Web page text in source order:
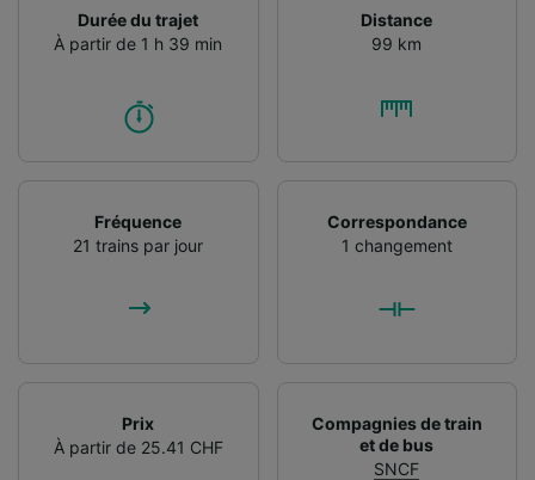
Durée du trajet
À partir de 1 h 39 min
Distance
99 km
Fréquence
21 trains par jour
Correspondance
1 changement
Prix
À partir de 25.41 CHF
Compagnies de train
et de bus
SNCF